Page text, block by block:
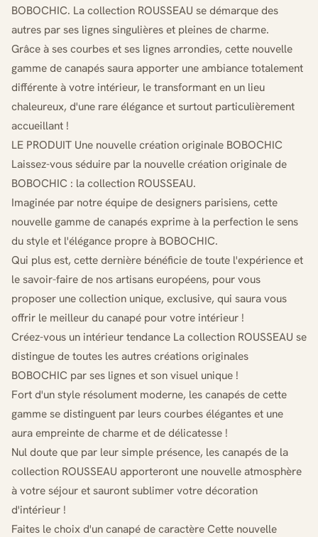
BOBOCHIC. La collection ROUSSEAU se démarque des
autres par ses lignes singulières et pleines de charme.
Grâce à ses courbes et ses lignes arrondies, cette nouvelle
gamme de canapés saura apporter une ambiance totalement
différente à votre intérieur, le transformant en un lieu
chaleureux, d'une rare élégance et surtout particulièrement
accueillant !
LE PRODUIT Une nouvelle création originale BOBOCHIC
Laissez-vous séduire par la nouvelle création originale de
BOBOCHIC : la collection ROUSSEAU.
Imaginée par notre équipe de designers parisiens, cette
nouvelle gamme de canapés exprime à la perfection le sens
du style et l'élégance propre à BOBOCHIC.
Qui plus est, cette dernière bénéficie de toute l'expérience et
le savoir-faire de nos artisans européens, pour vous
proposer une collection unique, exclusive, qui saura vous
offrir le meilleur du canapé pour votre intérieur !
Créez-vous un intérieur tendance La collection ROUSSEAU se
distingue de toutes les autres créations originales
BOBOCHIC par ses lignes et son visuel unique !
Fort d'un style résolument moderne, les canapés de cette
gamme se distinguent par leurs courbes élégantes et une
aura empreinte de charme et de délicatesse !
Nul doute que par leur simple présence, les canapés de la
collection ROUSSEAU apporteront une nouvelle atmosphère
à votre séjour et sauront sublimer votre décoration
d'intérieur !
Faites le choix d'un canapé de caractère Cette nouvelle